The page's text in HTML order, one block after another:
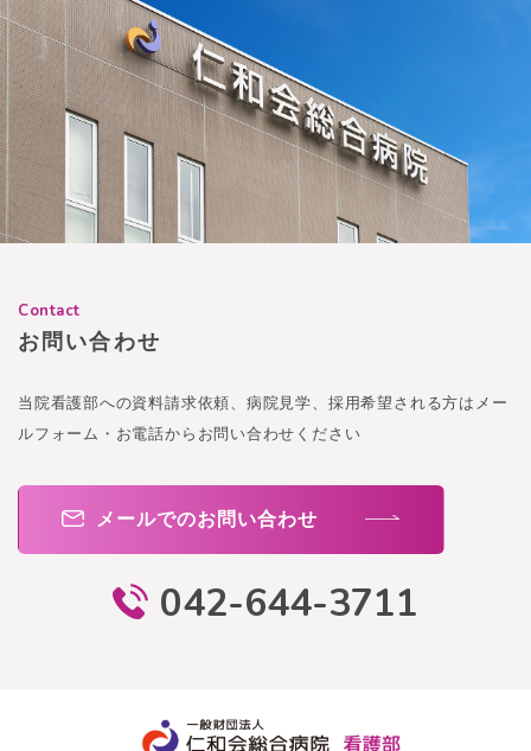
Contact
お問い合わせ
当院看護部への資料請求依頼、病院見学、 採用希望される方はメー
ルフォーム・お電話から お問い合わせください
メールでのお問い合わせ
042-644-3711